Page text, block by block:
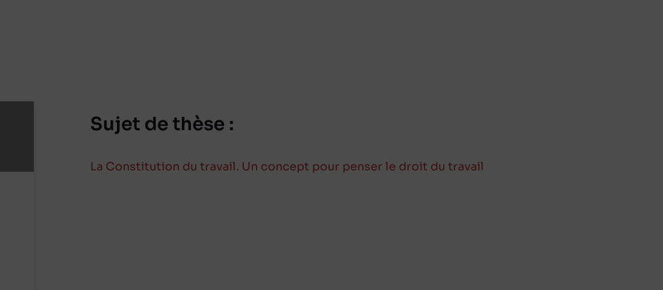
Sujet de thèse :
La Constitution du travail. Un concept pour penser le droit du travail